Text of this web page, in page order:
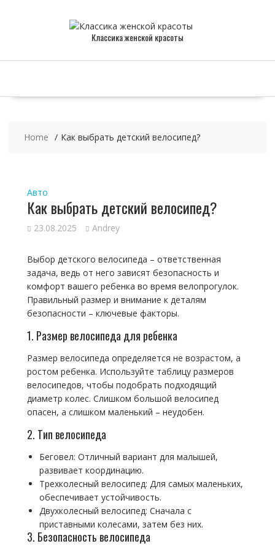
Классика женской красоты
Home Как выбрать детский велосипед?
Авто
Как выбрать детский велосипед?
23.08.2025 Andrey
Выбор детского велосипеда – ответственная
задача, ведь от него зависят безопасность и
комфорт вашего ребенка во время велопрогулок.
Правильный размер и внимание к деталям
безопасности – ключевые факторы.
1. Размер велосипеда для ребенка
Размер велосипеда определяется не возрастом, а
ростом ребенка. Используйте таблицу размеров
велосипедов, чтобы подобрать подходящий
диаметр колес. Слишком большой велосипед
опасен, а слишком маленький – неудобен.
2. Тип велосипеда
Беговел: Отличный вариант для малышей,
развивает координацию.
Трехколесный велосипед: Для самых маленьких,
обеспечивает устойчивость.
Двухколесный велосипед: Сначала с
приставными колесами, затем без них.
3. Безопасность велосипеда